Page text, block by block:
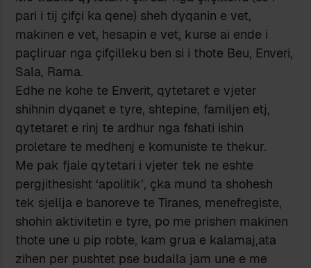
pari i tij çifçi ka qene) sheh dyqanin e vet,
makinen e vet, hesapin e vet, kurse ai ende i
paçliruar nga çifçilleku ben si i thote Beu, Enveri,
Sala, Rama.
Edhe ne kohe te Enverit, qytetaret e vjeter
shihnin dyqanet e tyre, shtepine, familjen etj,
qytetaret e rinj te ardhur nga fshati ishin
proletare te medhenj e komuniste te thekur.
Me pak fjale qytetari i vjeter tek ne eshte
pergjithesisht ‘apolitik’, çka mund ta shohesh
tek sjellja e banoreve te Tiranes, menefregiste,
shohin aktivitetin e tyre, po me prishen makinen
thote une u pip robte, kam grua e kalamaj,ata
zihen per pushtet pse budalla jam une e me